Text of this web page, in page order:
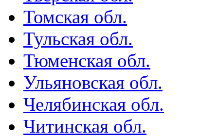
Томская обл.
Тульская обл.
Тюменская обл.
Ульяновская обл.
Челябинская обл.
Читинская обл.